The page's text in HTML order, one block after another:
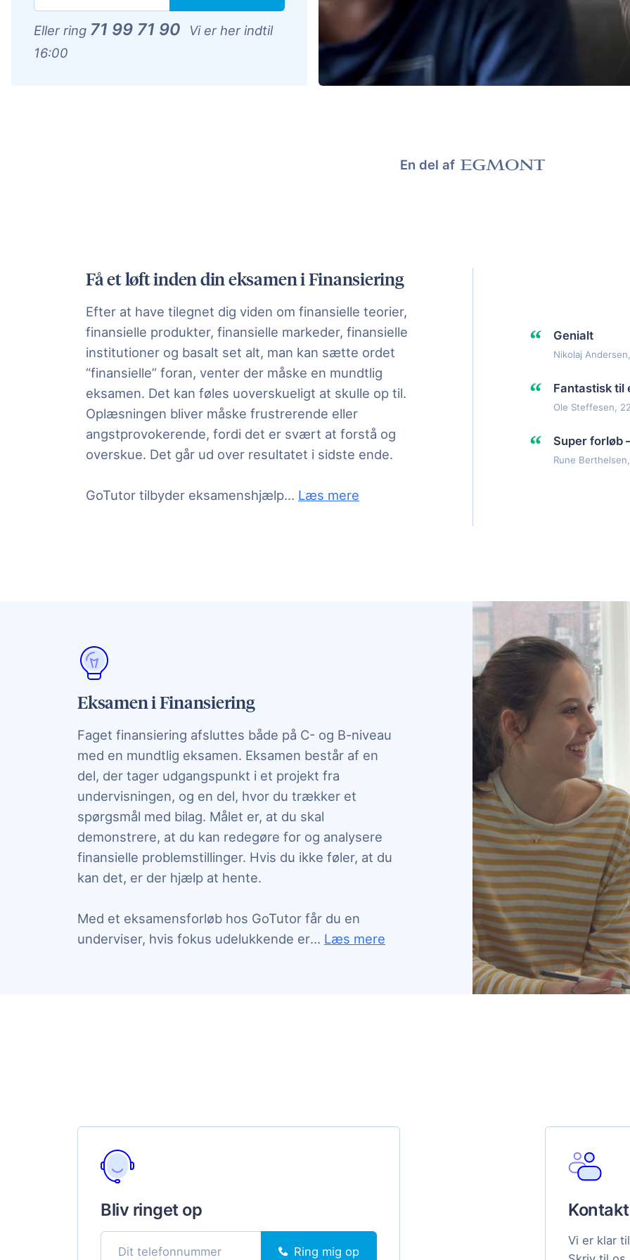
Eller ring 71 99 71 90
Vi er her indtil
16:00
En del af
Få et løft inden din eksamen i Finansiering
Efter at have tilegnet dig viden om finansielle teorier,
finansielle produkter, finansielle markeder, finansielle
institutioner og basalt set alt, man kan sætte ordet
“finansielle” foran, venter der måske en mundtlig
eksamen. Det kan føles uoverskueligt at skulle op til.
Oplæsningen bliver måske frustrerende eller
angstprovokerende, fordi det er svært at forstå og
overskue. Det går ud over resultatet i sidste ende.
GoTutor tilbyder eksamenshjælpi Finansiering på B- og C-niveau. Vores dygtige
... Læs mere
“ Genialt
Nikolaj
“ Fantastisk til
Ole Steffesen,
“ Super forløb
Rune
Eksamen i Finansiering
Faget finansiering afsluttes både på C- og B-niveau
med en mundtlig eksamen. Eksamen består af en
del, der tager udgangspunkt i et projekt fra
undervisningen, og en del, hvor du trækker et
spørgsmål med bilag. Målet er, at du skal
demonstrere, at du kan redegøre for og analysere
finansielle problemstillinger. Hvis du ikke føler, at du
kan det, er der hjælp at hente.
Med et eksamensforløb hos GoTutor får du en
underviser, hvis fokus udelukkende erpå dig og dine behov. I kan både fokusere på
... Læs mere
Bliv ringet op
Ring mig op
Vi er klar